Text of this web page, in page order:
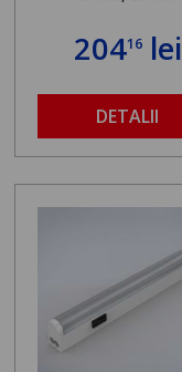
20416lei
DETALII